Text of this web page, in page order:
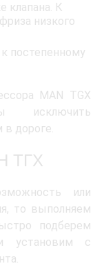
клапана. К
низкого
постепенному
MAN TGX
исключить
в дороге.
ТГХ
или
то выполняем
подберем
установим с